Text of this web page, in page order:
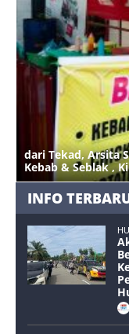
dari Tekad, Arsita
Kebab & Seblak ,
INFO